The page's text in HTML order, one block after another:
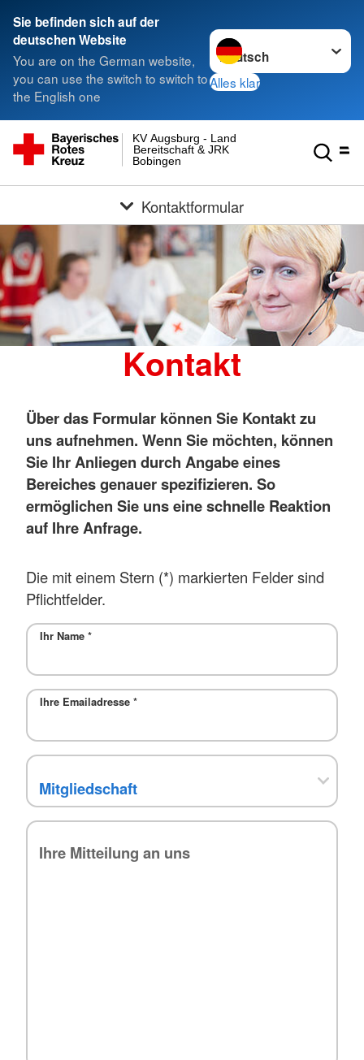
Sie befinden sich auf der
deutschen Website
You are on the German website,
you can use the switch to switch to
the English one
Sprache wechseln zu
Alles klar
Bobingen
Bereitschaft & JRK
KV Augsburg - Land
Kontaktformular
Kontakt
Über das Formular können Sie Kontakt zu
uns aufnehmen. Wenn Sie möchten, können
Sie Ihr Anliegen durch Angabe eines
Bereiches genauer spezifizieren. So
ermöglichen Sie uns eine schnelle Reaktion
auf Ihre Anfrage.
Die mit einem Stern (*) markierten Felder sind
Pflichtfelder.
Ihr Name *
Ihre Emailadresse *